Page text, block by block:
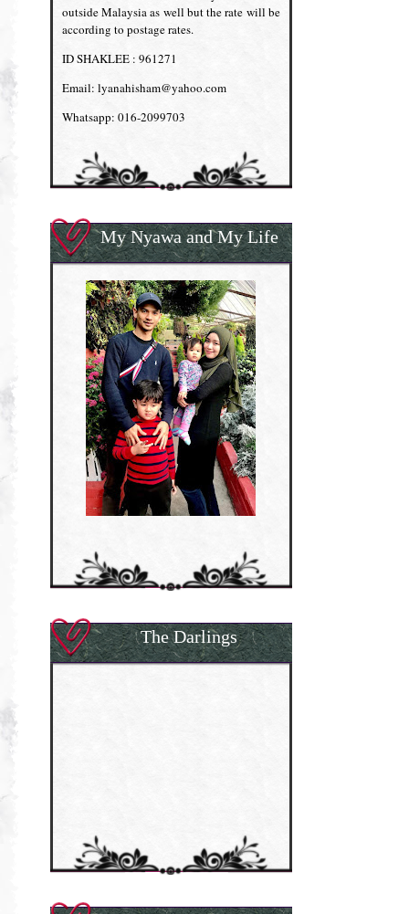
outside Malaysia as well but the rate will be
according to postage rates.
ID SHAKLEE : 961271
Email: lyanahisham@yahoo.com
Whatsapp: 016-2099703
My Nyawa and My Life
The Darlings